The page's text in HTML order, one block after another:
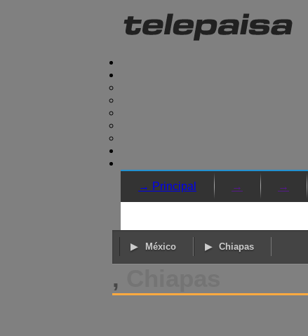
→ Principal
→ →
México Chiapas
,